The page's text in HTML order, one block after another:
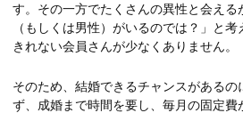
す。その一方でたくさんの異性と会える
（もしくは男性）がいるのでは？」と
きれない会員さんが少なくありません。
そのため、結婚できるチャンスがある
ず、成婚まで時間を要し、毎月の固定費